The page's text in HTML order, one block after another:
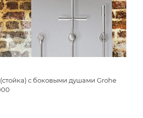
с боковыми душами Grohe